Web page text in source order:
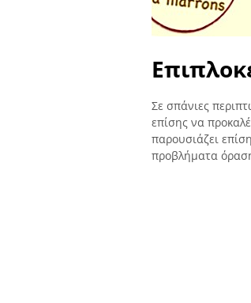
Σε σπάνιες
επίσης να
παρουσιάζει
προβλήματα